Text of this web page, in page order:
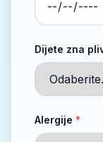
Dijete zna
Alergije *